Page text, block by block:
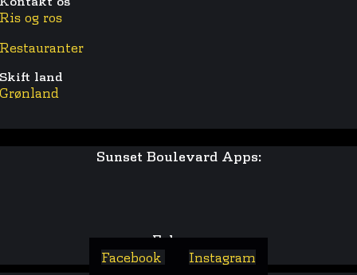
og ros
land
Sunset Boulevard Apps:
Følg os:
Facebook Instagram